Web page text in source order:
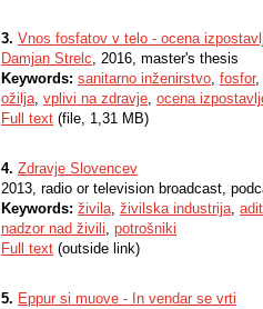
3. Vnos fosfatov v telo - ocena
Damjan Strelc, 2016, master's thesis
Keywords: sanitarno inženirstvo, fosfor,
ožilja, vplivi na zdravje, ocena
Full text (file, 1,31 MB)
4. Zdravje Slovencev
2013, radio or television broadcast,
Keywords: živila, živilska industrija,
nadzor nad živili, potrošniki
Full text (outside link)
5. Eppur si muove - In vendar se vrti